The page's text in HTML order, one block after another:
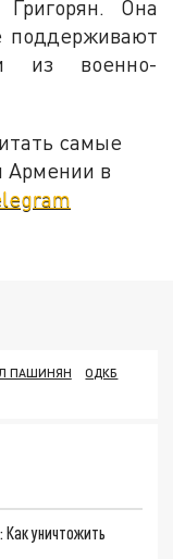
Она
поддерживают
из военно-
самые
Армении в
ПАШИНЯН
ОДКБ
уничтожить